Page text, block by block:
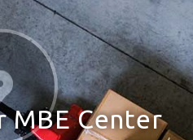
MBE Center